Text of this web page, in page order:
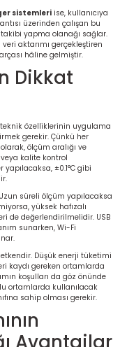
sistemleriise, kullanıcıya
üzerinden çalışan bu
yapma olanağı sağlar.
aktarımı gerçekleştiren
hâline gelmiştir.
Dikkat
özelliklerinin uygulama
gerekir. Çünkü her
ölçüm aralığı ve
kalite kontrol
±0.1°C gibi
süreli ölçüm yapılacaksa
yüksek hafızalı
de değerlendirilmelidir. USB
sunarken, Wi-Fi
Düşük enerji tüketimi
kaydı gereken ortamlarda
koşulları da göz önünde
ortamlarda kullanılacak
sahip olması gerekir.
Avantajlar